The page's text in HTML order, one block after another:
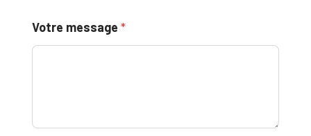
Votre message *